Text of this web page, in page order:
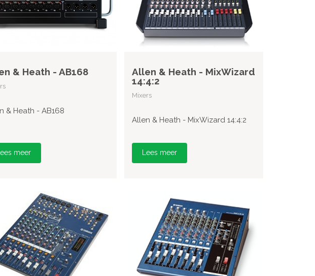
& Heath - AB168
& Heath - AB168
Lees meer
Allen & Heath - MixWizard
14:4:2
Mixers
Allen & Heath - MixWizard 14:4:2
Lees meer